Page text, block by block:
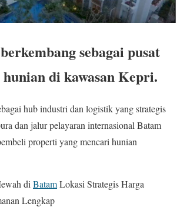
sebagai pusat
di kawasan Kepri.
hub industri dan logistik yang strategis
dan jalur pelayaran internasional Batam
properti yang mencari hunian
di BatamLokasi Strategis Harga
Lengkap